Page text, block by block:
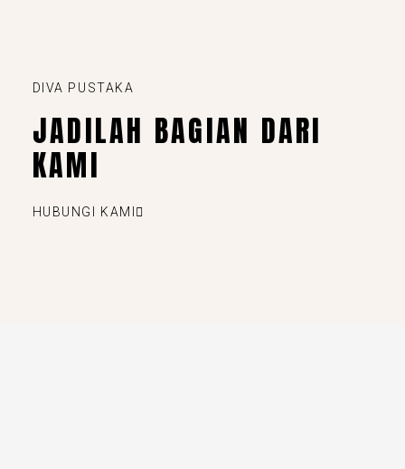
DIVA PUSTAKA
JADILAH BAGIAN DARI
KAMI
HUBUNGI KAMI